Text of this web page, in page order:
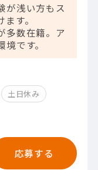
が浅い方もス
す。
多数在籍。ア
です。
土日休み
応募する